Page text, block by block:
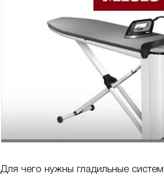
Для чего нужны гладильные